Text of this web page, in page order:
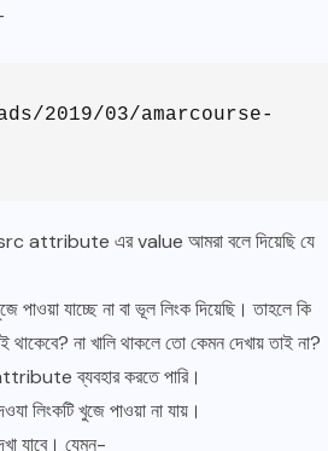
2019/03/amarcourse-
src attribute এর value আমরা বলে দিয়েছি যে
পাওয়া যাচ্ছে না বা ভূল লিংক দিয়েছি। তাহলে কি
থাকেবে? না খালি থাকলে তো কেমন দেখায় তাই না?
ব্যবহার করতে পারি।
লিংকটি খুজে পাওয়া না যায়।
যাবে। যেমন-